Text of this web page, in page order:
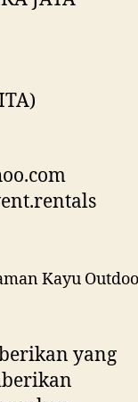
yang